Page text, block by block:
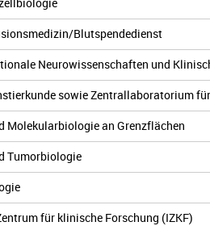
Blutspendedienst
Neurowissenschaften und
sowie Zentrallaboratorium
Molekularbiologie an Grenzflächen
Tumorbiologie
für klinische Forschung (IZKF)